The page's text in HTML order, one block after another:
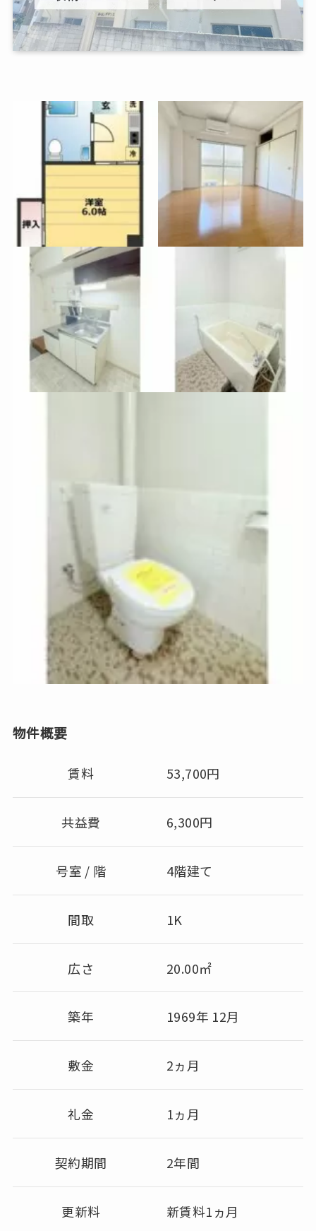
物件概要
賃料 53,700円
共益費 6,300円
号室 / 階 4階建て
間取 1K
広さ 20.00㎡
築年 1969年 12月
敷金 2ヵ月
礼金 1ヵ月
契約期間 2年間
更新料 新賃料1ヵ月